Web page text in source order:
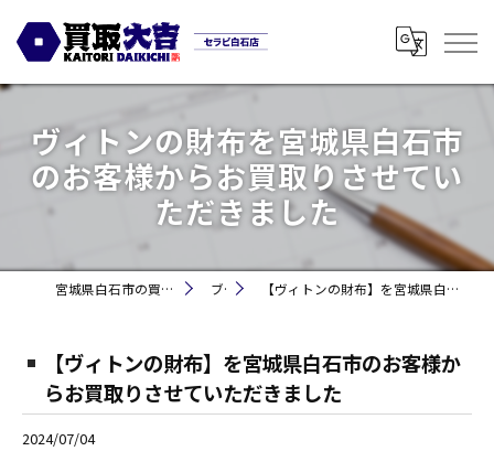
ヴィトンの財布を宮城県白石市
のお客様からお買取りさせてい
ただきました
宮城県白石市の買取なら買取大吉セラビ白石店 ブログ 【ヴィトンの財布】を宮城県白石市のお客様からお買取りさせていただきました
【ヴィトンの財布】を宮城県白石市のお客様か
らお買取りさせていただきました
2024/07/04